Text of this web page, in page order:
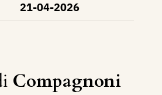
21-04-2026
Compagnoni